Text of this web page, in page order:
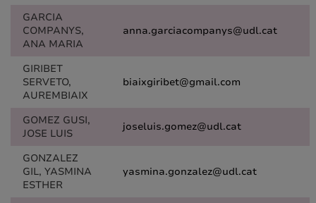
GARCIA
COMPANYS,
ANA MARIA
anna.garciacompanys@udl.cat
GIRIBET
SERVETO,
AUREMBIAIX
biaixgiribet@gmail.com
GOMEZ GUSI,
JOSE LUIS
joseluis.gomez@udl.cat
GONZALEZ
GIL, YASMINA
ESTHER
yasmina.gonzalez@udl.cat